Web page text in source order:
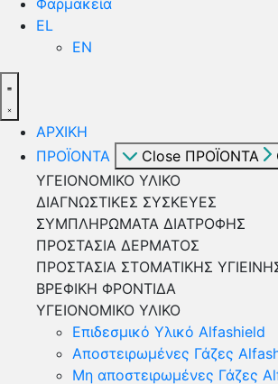
Φαρμακεία
EL
EN
ΑΡΧΙΚΗ
ΠΡΟΪΟΝΤΑ
Close ΠΡΟΪΟΝΤΑ
ΥΓΕΙΟΝΟΜΙΚΟ ΥΛΙΚΟ
ΔΙΑΓΝΩΣΤΙΚΕΣ ΣΥΣΚΕΥΕΣ
ΣΥΜΠΛΗΡΩΜΑΤΑ ΔΙΑΤΡΟΦΗΣ
ΠΡΟΣΤΑΣΙΑ ΔΕΡΜΑΤΟΣ
ΠΡΟΣΤΑΣΙΑ ΣΤΟΜΑΤΙΚΗΣ
ΒΡΕΦΙΚΗ ΦΡΟΝΤΙΔΑ
ΥΓΕΙΟΝΟΜΙΚΟ ΥΛΙΚΟ
Επιδεσμικό Υλικό Alfashield
Αποστειρωμένες Γάζες
Μη αποστειρωμένες Γάζες